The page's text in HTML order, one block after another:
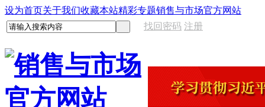
设为首页关于我们收藏本站精彩专题销售与市场官方网站
找回密码 注册